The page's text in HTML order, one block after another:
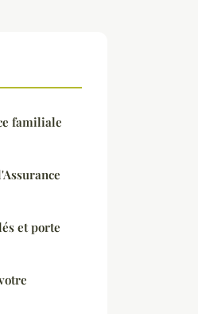
familiale
et porte